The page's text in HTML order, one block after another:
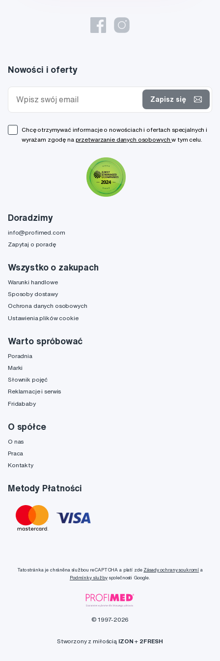
Doradzimy
info@profimed.com
Zapytaj o poradę
Wszystko o zakupach
Warunki handlowe
Sposoby dostawy
Ochrona danych osobowych
Ustawienia plików cookie
Warto spróbować
Poradnia
Marki
Słownik pojęć
Reklamacje i serwis
Fridababy
O spółce
O nas
Praca
Kontakty
Metody Płatności
Nowości i oferty
Zapisz się
Chcę otrzymywać informacje o nowościach i ofertach specjalnych i
wyrażam zgodę na przetwarzanie danych osobowychw tym celu.
Tato stránka je chráněna službou reCAPTCHA a platí zde Zásady ochrany soukromí a
Podmínky službyspolečnosti Google.
© 1997-2026
Stworzony z miłością IZON + 2FRESH